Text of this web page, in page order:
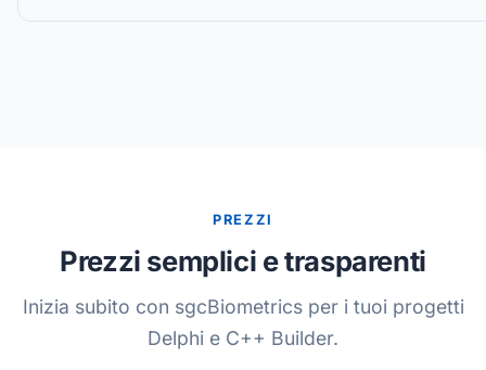
PREZZI
Prezzi semplici e trasparenti
Inizia subito con sgcBiometrics per i tuoi progetti
Delphi e C++ Builder.